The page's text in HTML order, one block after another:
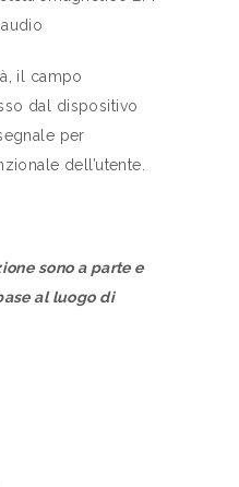
il campo
dal dispositivo
per
dell’utente.
sono a parte e
al luogo di